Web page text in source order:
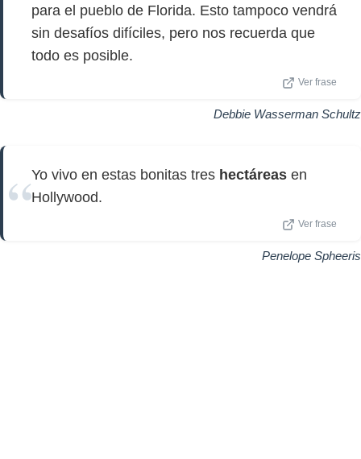
para el pueblo de Florida. Esto tampoco vendrá
sin desafíos difíciles, pero nos recuerda que
todo es posible.
Ver frase
Debbie Wasserman Schultz
Yo vivo en estas bonitas tres hectáreas en
Hollywood.
Ver frase
Penelope Spheeris